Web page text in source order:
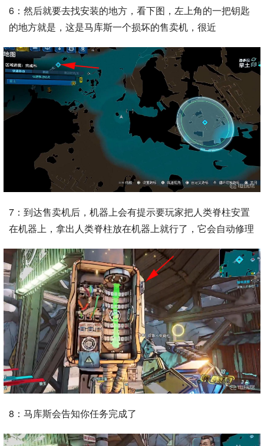
6：然后就要去找安装的地方，看下图，左上角的一把钥匙
的地方就是，这是马库斯一个损坏的售卖机，很近
7：到达售卖机后，机器上会有提示要玩家把人类脊柱安置
在机器上，拿出人类脊柱放在机器上就行了，它会自动修理
8：马库斯会告知你任务完成了